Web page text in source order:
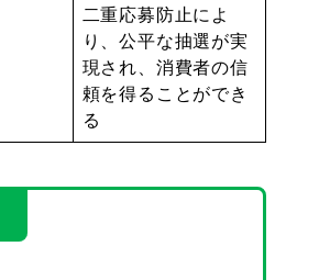
二重応募防止によ
り、公平な抽選が実
現され、消費者の信
頼を得ることができ
る